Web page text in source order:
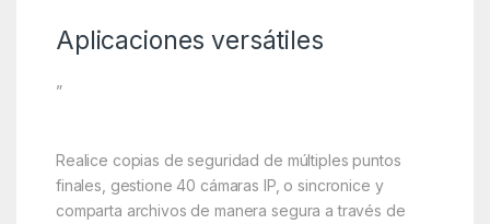
Aplicaciones versátiles
”
Realice copias de seguridad de múltiples puntos
finales, gestione 40 cámaras IP, o sincronice y
comparta archivos de manera segura a través de